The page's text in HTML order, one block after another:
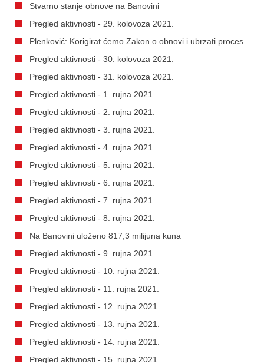
Stvarno stanje obnove na Banovini
Pregled aktivnosti - 29. kolovoza 2021.
Plenković: Korigirat ćemo Zakon o obnovi i ubrzati proces
Pregled aktivnosti - 30. kolovoza 2021.
Pregled aktivnosti - 31. kolovoza 2021.
Pregled aktivnosti - 1. rujna 2021.
Pregled aktivnosti - 2. rujna 2021.
Pregled aktivnosti - 3. rujna 2021.
Pregled aktivnosti - 4. rujna 2021.
Pregled aktivnosti - 5. rujna 2021.
Pregled aktivnosti - 6. rujna 2021.
Pregled aktivnosti - 7. rujna 2021.
Pregled aktivnosti - 8. rujna 2021.
Na Banovini uloženo 817,3 milijuna kuna
Pregled aktivnosti - 9. rujna 2021.
Pregled aktivnosti - 10. rujna 2021.
Pregled aktivnosti - 11. rujna 2021.
Pregled aktivnosti - 12. rujna 2021.
Pregled aktivnosti - 13. rujna 2021.
Pregled aktivnosti - 14. rujna 2021.
Pregled aktivnosti - 15. rujna 2021.